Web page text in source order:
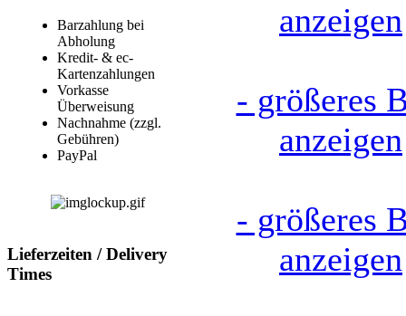
Barzahlung bei
Abholung
Kredit- & ec-
Kartenzahlungen
Vorkasse
Überweisung
Nachnahme (zzgl.
Gebühren)
PayPal
Lieferzeiten / Delivery
Times
anzeigen
- größeres
anzeigen
- größeres
anzeigen